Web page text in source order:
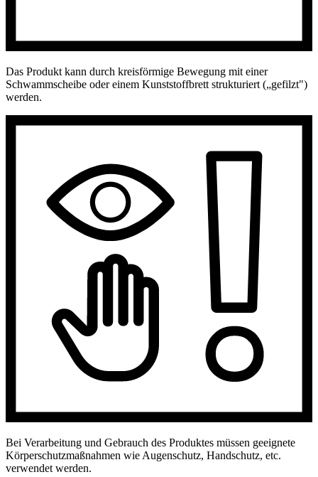
Das Produkt kann durch kreisförmige Bewegung mit einer
Schwammscheibe oder einem Kunststoffbrett strukturiert („gefilzt")
werden.
Bei Verarbeitung und Gebrauch des Produktes müssen geeignete
Körperschutzmaßnahmen wie Augenschutz, Handschutz, etc.
verwendet werden.